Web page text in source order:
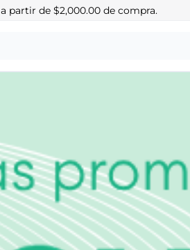
a partir de $2,000.00 de compra.